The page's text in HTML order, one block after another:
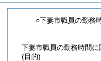
○下妻市職員の勤務
下妻市職員の勤務時間に
(目的)